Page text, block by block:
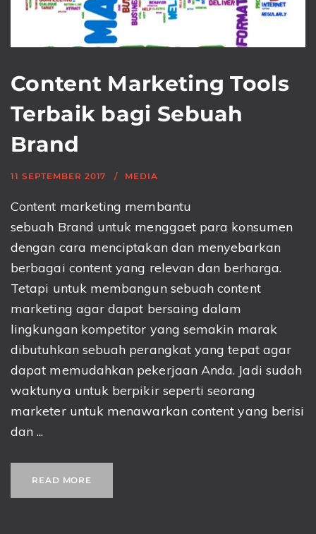
Content Marketing Tools
Terbaik bagi Sebuah
Brand
11 SEPTEMBER 2017 MEDIA
Content marketing membantu
sebuah Brand untuk menggaet para konsumen
dengan cara menciptakan dan menyebarkan
berbagai content yang relevan dan berharga.
Tetapi untuk membangun sebuah content
marketing agar dapat bersaing dalam
lingkungan kompetitor yang semakin marak
dibutuhkan sebuah perangkat yang tepat agar
dapat memudahkan pekerjaan Anda. Jadi sudah
waktunya untuk berpikir seperti seorang
marketer untuk menawarkan content yang berisi
dan ...
READ MORE